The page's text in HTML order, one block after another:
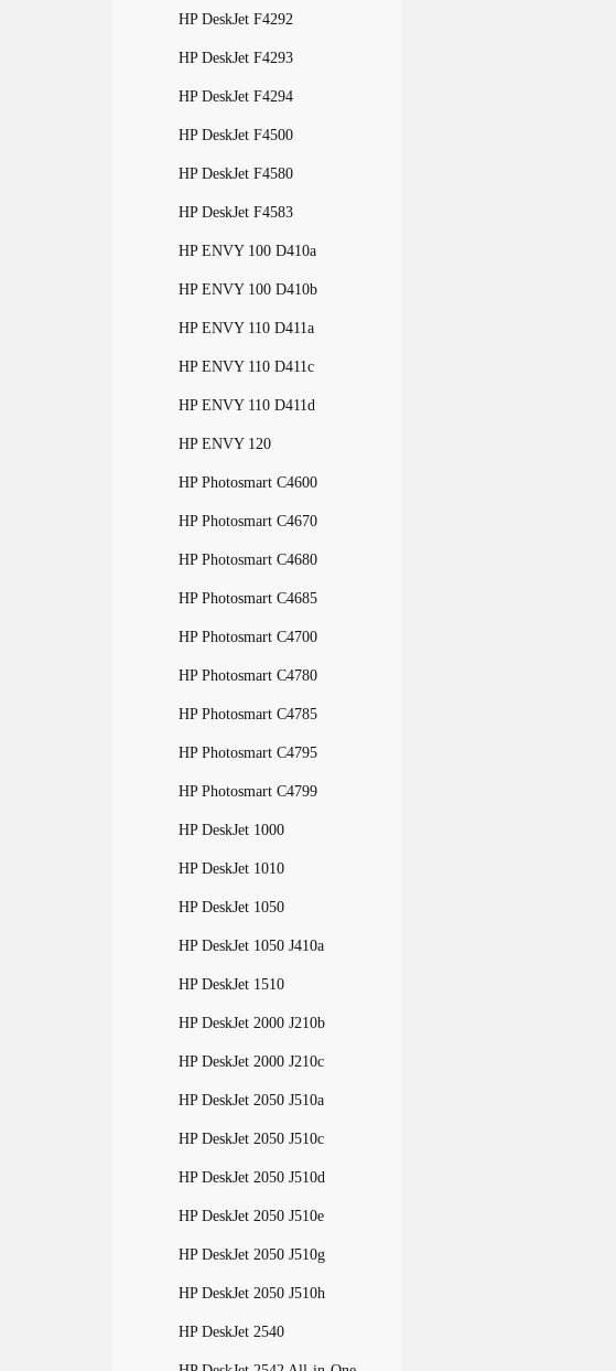
HP DeskJet F4292
HP DeskJet F4293
HP DeskJet F4294
HP DeskJet F4500
HP DeskJet F4580
HP DeskJet F4583
HP ENVY 100 D410a
HP ENVY 100 D410b
HP ENVY 110 D411a
HP ENVY 110 D411c
HP ENVY 110 D411d
HP ENVY 120
HP Photosmart C4600
HP Photosmart C4670
HP Photosmart C4680
HP Photosmart C4685
HP Photosmart C4700
HP Photosmart C4780
HP Photosmart C4785
HP Photosmart C4795
HP Photosmart C4799
HP DeskJet 1000
HP DeskJet 1010
HP DeskJet 1050
HP DeskJet 1050 J410a
HP DeskJet 1510
HP DeskJet 2000 J210b
HP DeskJet 2000 J210c
HP DeskJet 2050 J510a
HP DeskJet 2050 J510c
HP DeskJet 2050 J510d
HP DeskJet 2050 J510e
HP DeskJet 2050 J510g
HP DeskJet 2050 J510h
HP DeskJet 2540